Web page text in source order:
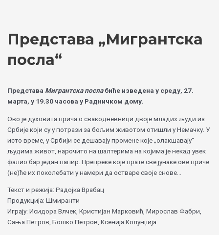
Представа „Мигрантска
посла“
Представа Мигрантска послабиће изведена у среду, 27.
марта, у 19.30 часова у Радничком дому.
Ово је духовита прича о свакодневници двоје младих људи из
Србије који су у потрази за бољим животом отишли у Немачку. У
исто време, у Србији се дешавају промене које „олакшавају“
људима живот, нарочито на шалтерима на којима је некад увек
фалио бар један папир. Препреке које прате све јунаке ове приче
(не)ће их поколебати у намери да остваре своје снове…
Текст и режија: Радојка Врабац
Продукција: Шмиранти
Играју: Исидора Влчек, Кристијан Марковић, Мирослав Фабри,
Сања Петров, Бошко Петров, Ксенија Колунџија